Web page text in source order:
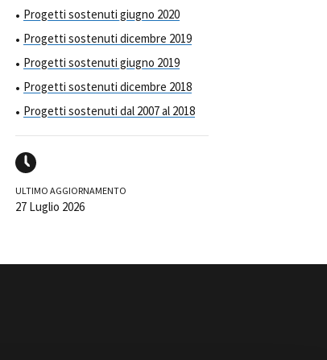
Progetti sostenuti giugno 2020
Progetti sostenuti dicembre 2019
Progetti sostenuti giugno 2019
Progetti sostenuti dicembre 2018
Progetti sostenuti dal 2007 al 2018
ULTIMO AGGIORNAMENTO
27 Luglio 2026